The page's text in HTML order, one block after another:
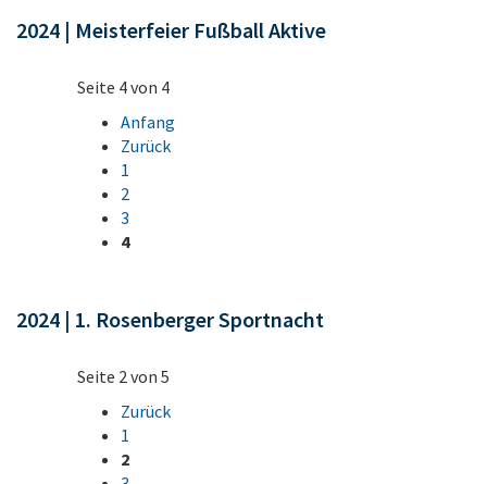
2024 | Meisterfeier Fußball Aktive
Seite 4 von 4
Anfang
Zurück
1
2
3
4
2024 | 1. Rosenberger Sportnacht
Seite 2 von 5
Zurück
1
2